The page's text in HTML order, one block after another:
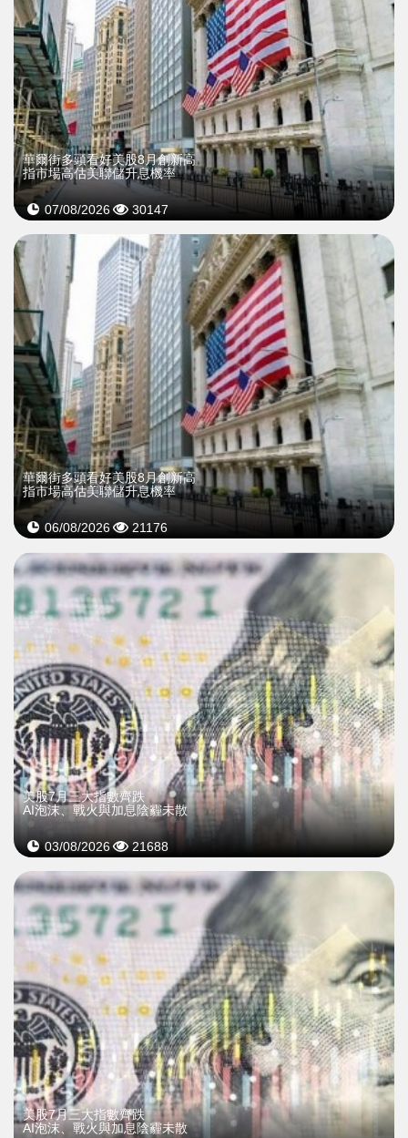
華爾街多頭看好美股8月創新高
指市場高估美聯儲升息機率
07/08/2026 30147
華爾街多頭看好美股8月創新高
指市場高估美聯儲升息機率
06/08/2026 21176
美股7月三大指數齊跌
AI泡沫、戰火與加息陰霾未散
03/08/2026 21688
美股7月三大指數齊跌
AI泡沫、戰火與加息陰霾未散